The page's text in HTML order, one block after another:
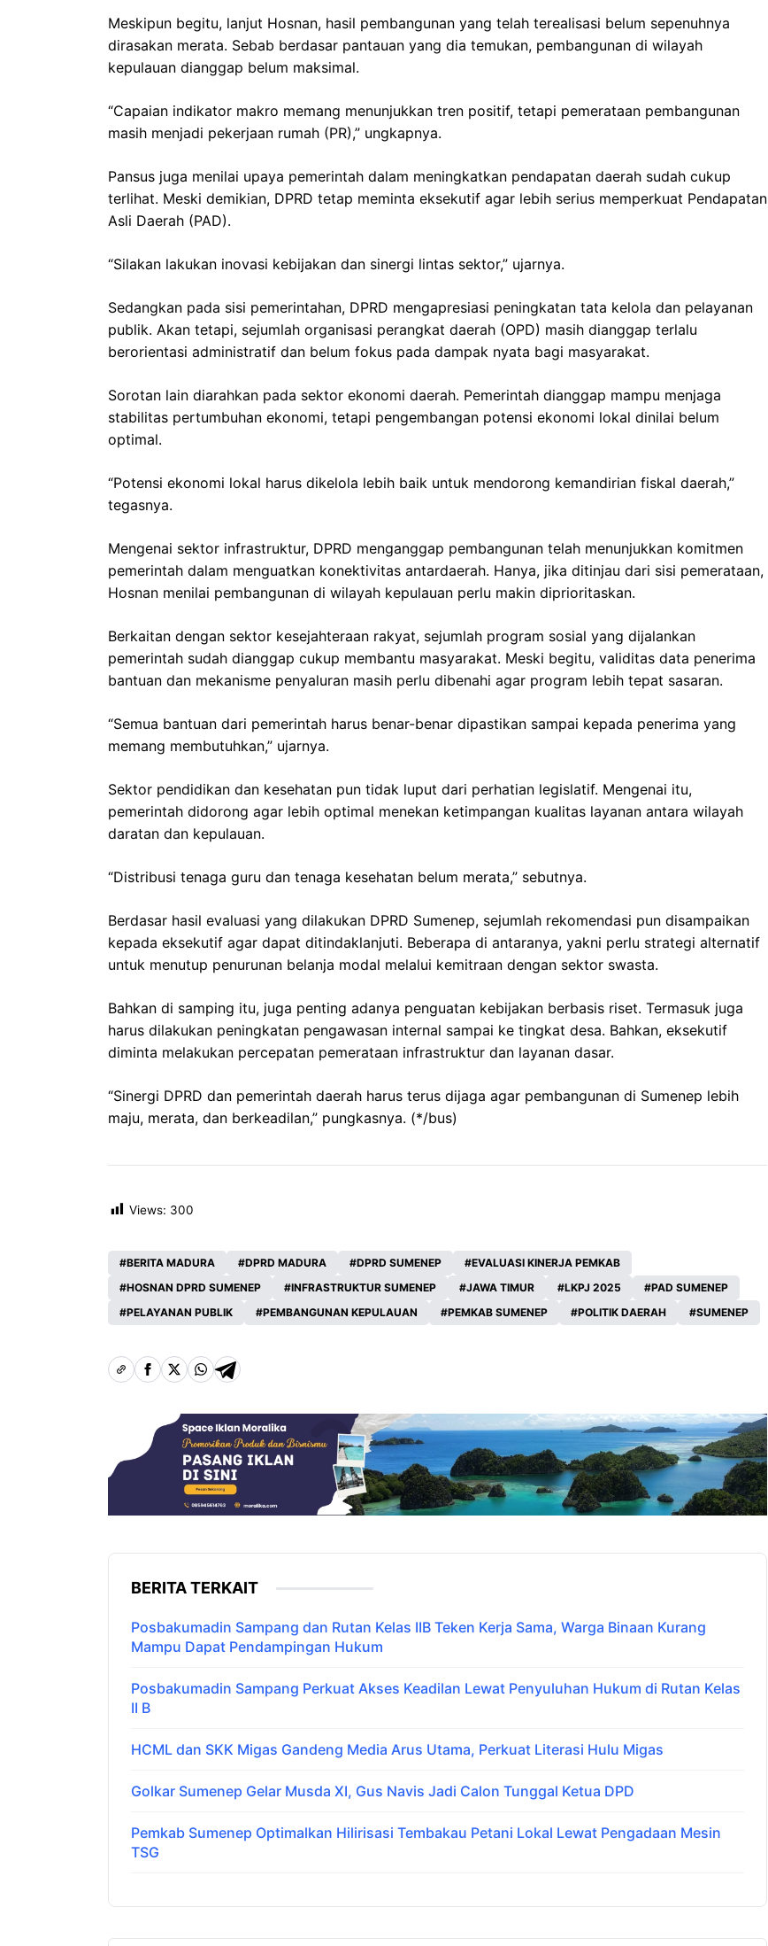
Meskipun begitu, lanjut Hosnan, hasil pembangunan yang telah terealisasi belum sepenuhnya
dirasakan merata. Sebab berdasar pantauan yang dia temukan, pembangunan di wilayah
kepulauan dianggap belum maksimal.
“Capaian indikator makro memang menunjukkan tren positif, tetapi pemerataan pembangunan
masih menjadi pekerjaan rumah (PR),” ungkapnya.
Pansus juga menilai upaya pemerintah dalam meningkatkan pendapatan daerah sudah cukup
terlihat. Meski demikian, DPRD tetap meminta eksekutif agar lebih serius memperkuat Pendapatan
Asli Daerah (PAD).
“Silakan lakukan inovasi kebijakan dan sinergi lintas sektor,” ujarnya.
Sedangkan pada sisi pemerintahan, DPRD mengapresiasi peningkatan tata kelola dan pelayanan
publik. Akan tetapi, sejumlah organisasi perangkat daerah (OPD) masih dianggap terlalu
berorientasi administratif dan belum fokus pada dampak nyata bagi masyarakat.
Sorotan lain diarahkan pada sektor ekonomi daerah. Pemerintah dianggap mampu menjaga
stabilitas pertumbuhan ekonomi, tetapi pengembangan potensi ekonomi lokal dinilai belum
optimal.
“Potensi ekonomi lokal harus dikelola lebih baik untuk mendorong kemandirian fiskal daerah,”
tegasnya.
Mengenai sektor infrastruktur, DPRD menganggap pembangunan telah menunjukkan komitmen
pemerintah dalam menguatkan konektivitas antardaerah. Hanya, jika ditinjau dari sisi pemerataan,
Hosnan menilai pembangunan di wilayah kepulauan perlu makin diprioritaskan.
Berkaitan dengan sektor kesejahteraan rakyat, sejumlah program sosial yang dijalankan
pemerintah sudah dianggap cukup membantu masyarakat. Meski begitu, validitas data penerima
bantuan dan mekanisme penyaluran masih perlu dibenahi agar program lebih tepat sasaran.
“Semua bantuan dari pemerintah harus benar-benar dipastikan sampai kepada penerima yang
memang membutuhkan,” ujarnya.
Sektor pendidikan dan kesehatan pun tidak luput dari perhatian legislatif. Mengenai itu,
pemerintah didorong agar lebih optimal menekan ketimpangan kualitas layanan antara wilayah
daratan dan kepulauan.
“Distribusi tenaga guru dan tenaga kesehatan belum merata,” sebutnya.
Berdasar hasil evaluasi yang dilakukan DPRD Sumenep, sejumlah rekomendasi pun disampaikan
kepada eksekutif agar dapat ditindaklanjuti. Beberapa di antaranya, yakni perlu strategi alternatif
untuk menutup penurunan belanja modal melalui kemitraan dengan sektor swasta.
Bahkan di samping itu, juga penting adanya penguatan kebijakan berbasis riset. Termasuk juga
harus dilakukan peningkatan pengawasan internal sampai ke tingkat desa. Bahkan, eksekutif
diminta melakukan percepatan pemerataan infrastruktur dan layanan dasar.
“Sinergi DPRD dan pemerintah daerah harus terus dijaga agar pembangunan di Sumenep lebih
maju, merata, dan berkeadilan,” pungkasnya. (*/bus)
Views: 300
BERITA MADURA DPRD MADURA DPRD SUMENEP
EVALUASI KINERJA PEMKAB
HOSNAN DPRD SUMENEP
INFRASTRUKTUR SUMENEP JAWA TIMUR LKPJ 2025
PAD SUMENEP
PELAYANAN PUBLIK
PEMBANGUNAN KEPULAUAN PEMKAB SUMENEP POLITIK DAERAH SUMENEP
BERITA TERKAIT
Posbakumadin Sampang dan Rutan Kelas IIB Teken Kerja Sama, Warga Binaan Kurang
Mampu Dapat Pendampingan Hukum
Posbakumadin Sampang Perkuat Akses Keadilan Lewat Penyuluhan Hukum di Rutan Kelas
II B
HCML dan SKK Migas Gandeng Media Arus Utama, Perkuat Literasi Hulu Migas
Golkar Sumenep Gelar Musda XI, Gus Navis Jadi Calon Tunggal Ketua DPD
Pemkab Sumenep Optimalkan Hilirisasi Tembakau Petani Lokal Lewat Pengadaan Mesin
TSG